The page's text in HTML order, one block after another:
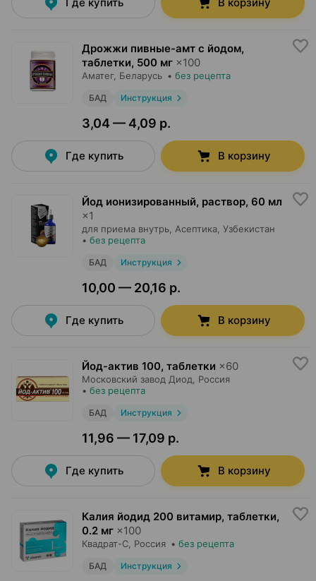
Дрожжи пивные-амт с йодом,
таблетки, 500 мг ×100
Аматег, Беларусь • без рецепта
БАД Инструкция
3,04 — 4,09 р.
Где купить В корзину
Йод ионизированный, раствор, 60 мл
×1
для приема внутрь, Асептика , Узбекистан
• без рецепта
БАД Инструкция
10,00 — 20,16 р.
Где купить В корзину
Йод-актив 100, таблетки ×60
Московский завод Диод , Россия
• без рецепта
БАД Инструкция
11,96 — 17,09 р.
Где купить В корзину
Калия йодид 200 витамир, таблетки,
0.2 мг ×100
Квадрат-С , Россия • без рецепта
БАД Инструкция